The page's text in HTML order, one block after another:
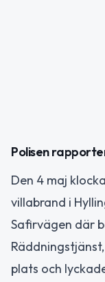
Polisen
Den 4 maj
villabrand i
Safirvägen där
plats och